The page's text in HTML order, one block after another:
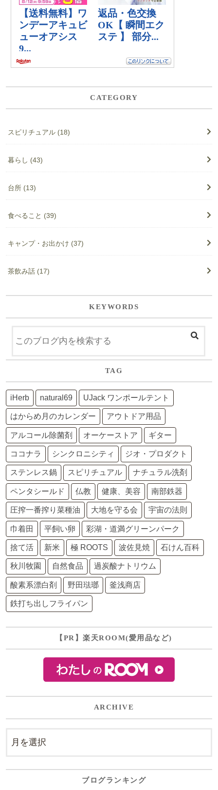
CATEGORY
スピリチュアル (18)
暮らし (43)
台所 (13)
食べること (39)
キャンプ・お出かけ (37)
茶飲み話 (17)
KEYWORDS
TAG
iHerb natural69 UJack ワンポールテント
はからめ月のカレンダー アウトドア用品
アルコール除菌剤 オーケーストア ギター
ココナラ シンクロニシティ ジオ・プロダクト
ステンレス鍋 スピリチュアル ナチュラル洗剤
ペンタシールド 仏教 健康、美容 南部鉄器
圧搾一番搾り菜種油 大地を守る会 宇宙の法則
巾着田 平飼い卵 彩湖・道満グリーンパーク
捨て活 新米 極 ROOTS 波佐見焼 石けん百科
秋川牧園 自然食品 過炭酸ナトリウム
酸素系漂白剤 野田琺瑯 釜浅商店
鉄打ち出しフライパン
【PR】楽天ROOM(愛用品など)
ARCHIVE
ブログランキング